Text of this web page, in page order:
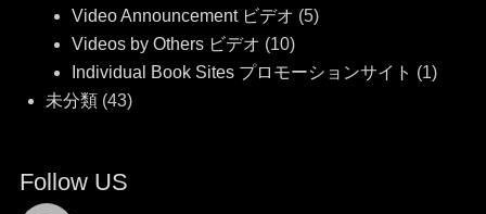
Video Announcement ビデオ (5)
Videos by Others ビデオ (10)
Individual Book Sites プロモーションサイト (1)
未分類 (43)
Follow US